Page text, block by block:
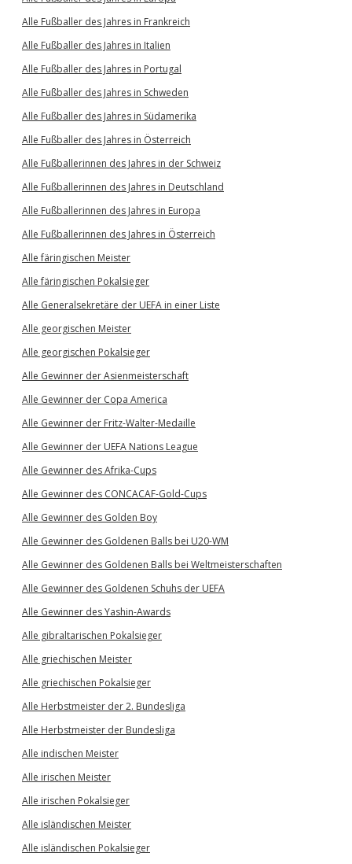
Alle Fußballer des Jahres in Frankreich
Alle Fußballer des Jahres in Italien
Alle Fußballer des Jahres in Portugal
Alle Fußballer des Jahres in Schweden
Alle Fußballer des Jahres in Südamerika
Alle Fußballer des Jahres in Österreich
Alle Fußballerinnen des Jahres in der Schweiz
Alle Fußballerinnen des Jahres in Deutschland
Alle Fußballerinnen des Jahres in Europa
Alle Fußballerinnen des Jahres in Österreich
Alle färingischen Meister
Alle färingischen Pokalsieger
Alle Generalsekretäre der UEFA in einer Liste
Alle georgischen Meister
Alle georgischen Pokalsieger
Alle Gewinner der Asienmeisterschaft
Alle Gewinner der Copa America
Alle Gewinner der Fritz-Walter-Medaille
Alle Gewinner der UEFA Nations League
Alle Gewinner des Afrika-Cups
Alle Gewinner des CONCACAF-Gold-Cups
Alle Gewinner des Golden Boy
Alle Gewinner des Goldenen Balls bei U20-WM
Alle Gewinner des Goldenen Balls bei Weltmeisterschaften
Alle Gewinner des Goldenen Schuhs der UEFA
Alle Gewinner des Yashin-Awards
Alle gibraltarischen Pokalsieger
Alle griechischen Meister
Alle griechischen Pokalsieger
Alle Herbstmeister der 2. Bundesliga
Alle Herbstmeister der Bundesliga
Alle indischen Meister
Alle irischen Meister
Alle irischen Pokalsieger
Alle isländischen Meister
Alle isländischen Pokalsieger